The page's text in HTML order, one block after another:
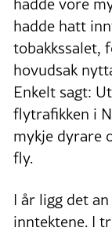
hadde hatt
tobakkssalet,
hovudsak
Enkelt sagt:
flytrafikken i
mykje dyrare
fly.
I år ligg det
inntektene. I